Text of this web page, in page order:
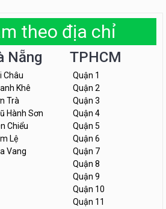
theo địa chỉ
Nẵng
Châu
Khê
Trà
Hành Sơn
Chiểu
Lệ
Vang
TPHCM
Quận 1
Quận 2
Quận 3
Quận 4
Quận 5
Quận 6
Quận 7
Quận 8
Quận 9
Quận 10
Quận 11